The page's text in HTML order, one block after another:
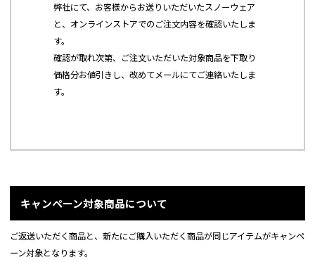
弊社にて、お客様からお送りいただいたスノーウェア
と、オンラインストアでのご注文内容を確認いたしま
す。
確認が取れ次第、ご注文いただいた対象商品を下取り
価格分お値引きし、改めてメールにてご連絡いたしま
す。
キャンペーン対象商品について
ご返送いただく商品と、新たにご購入いただく商品が同じアイテムがキャンペ
ーン対象となります。